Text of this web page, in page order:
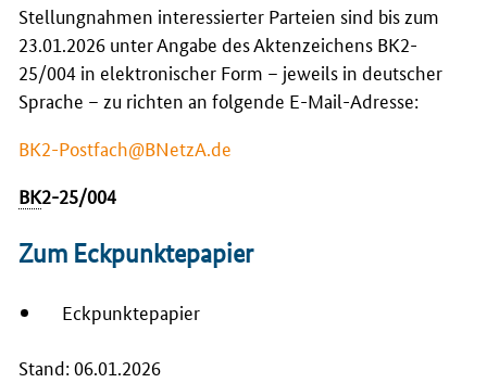
Stellungnahmen interessierter Parteien sind bis zum
23.01.2026 unter Angabe des Aktenzeichens BK2-
25/004 in elektronischer Form – jeweils in deutscher
Sprache – zu richten an folgende E-Mail-Adresse:
BK2-Postfach@BNetzA.de
BK2-25/004
Zum Eckpunktepapier
Eckpunktepapier
Stand: 06.01.2026